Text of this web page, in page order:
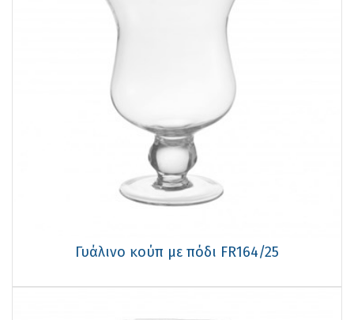
Γυάλινο κούπ με πόδι FR164/25